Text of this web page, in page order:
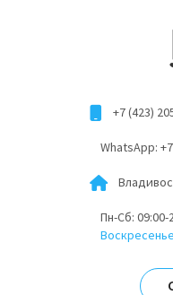
+7 (423)
WhatsApp:
Пн-Сб: 09:00-